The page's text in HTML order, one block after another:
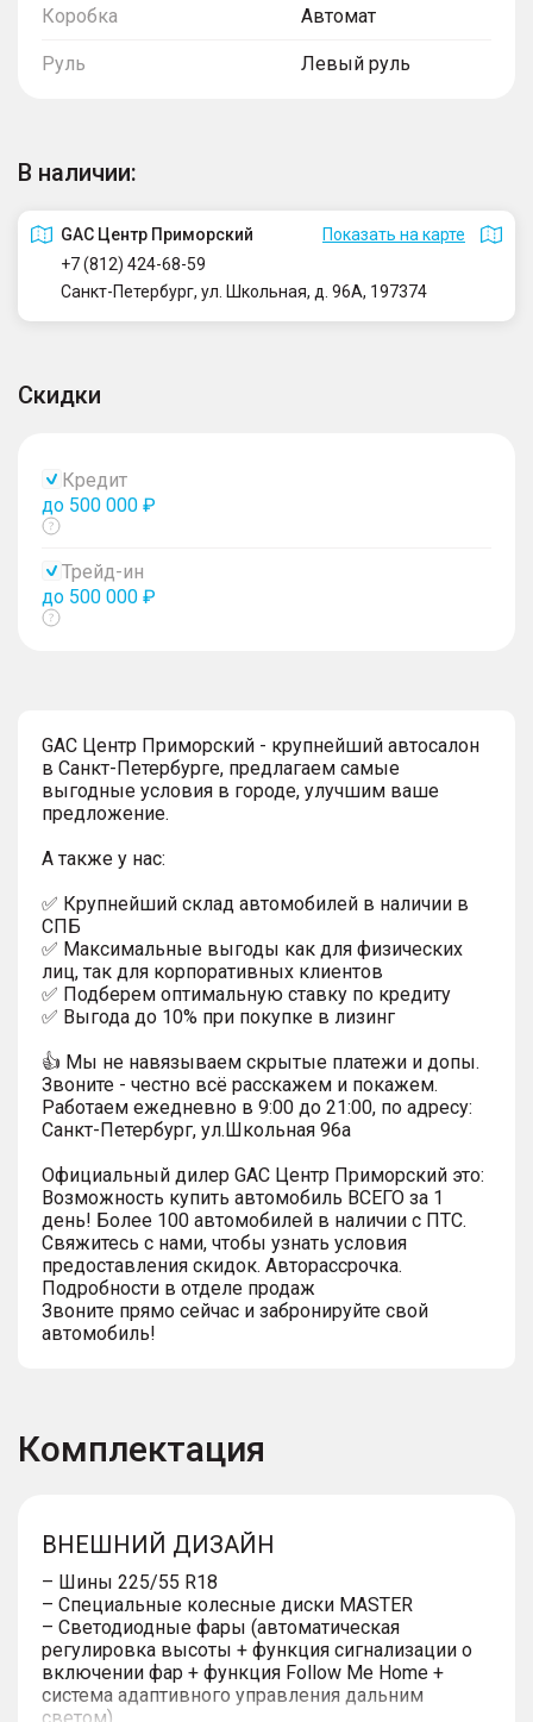
Коробка Автомат
Руль Левый руль
В наличии:
GAC Центр Приморский
Показать на карте
+7 (812) 424-68-59
Санкт-Петербург, ул. Школьная, д. 96А, 197374
Скидки
Кредит
до 500 000 ₽
Показать
Трейд-ин
до 500 000 ₽
Показать
GAC Центр Приморский - крупнейший автосалон
в Санкт-Петербурге, предлагаем самые
выгодные условия в городе, улучшим ваше
предложение.
А также у нас:
✅ Крупнейший склад автомобилей в наличии в
СПБ
✅ Максимальные выгоды как для физических
лиц, так для корпоративных клиентов
✅ Подберем оптимальную ставку по кредиту
✅ Выгода до 10% при покупке в лизинг
👍 Мы не навязываем скрытые платежи и допы.
Звоните - честно всё расскажем и покажем.
Работаем ежедневно в 9:00 до 21:00, по адресу:
Санкт-Петербург, ул.Школьная 96а
Официальный дилер GАС Центр Приморский это:
Возможность купить автомобиль ВСЕГО за 1
день! Более 100 автомобилей в наличии с ПТС.
Свяжитесь с нами, чтобы узнать условия
предоставления скидок. Авторассрочка.
Подробности в отделе продаж
Звоните прямо сейчас и забронируйте свой
автомобиль!
Комплектация
ВНЕШНИЙ ДИЗАЙН
– Шины 225/55 R18
– Специальные колесные диски MASTER
– Светодиодные фары (автоматическая
регулировка высоты + функция сигнализации о
включении фар + функция Follow Me Home +
система адаптивного управления дальним
светом)